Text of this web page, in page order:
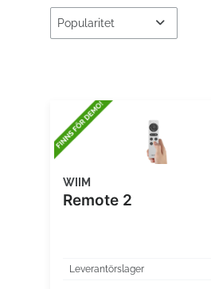
WIIM
Remote 2
Leverantörslager